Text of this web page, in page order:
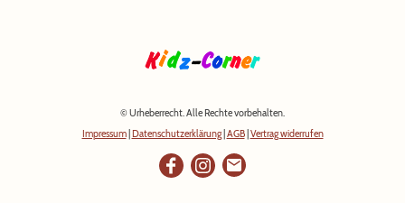
© Urheberrecht. Alle Rechte vorbehalten.
Impressum| Datenschutzerklärung| AGB| Vertrag widerrufen